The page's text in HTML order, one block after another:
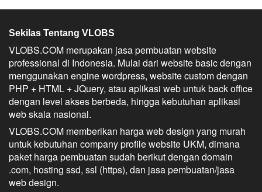
Sekilas Tentang VLOBS
VLOBS.COM merupakan jasa pembuatan website
professional di Indonesia. Mulai dari website basic dengan
menggunakan engine wordpress, website custom dengan
PHP + HTML + JQuery, atau aplikasi web untuk back office
dengan level akses berbeda, hingga kebutuhan aplikasi
web skala nasional.
VLOBS.COM memberikan harga web design yang murah
untuk kebutuhan company profile website UKM, dimana
paket harga pembuatan sudah berikut dengan domain
.com, hosting ssd, ssl (https), dan jasa pembuatan/jasa
web design.